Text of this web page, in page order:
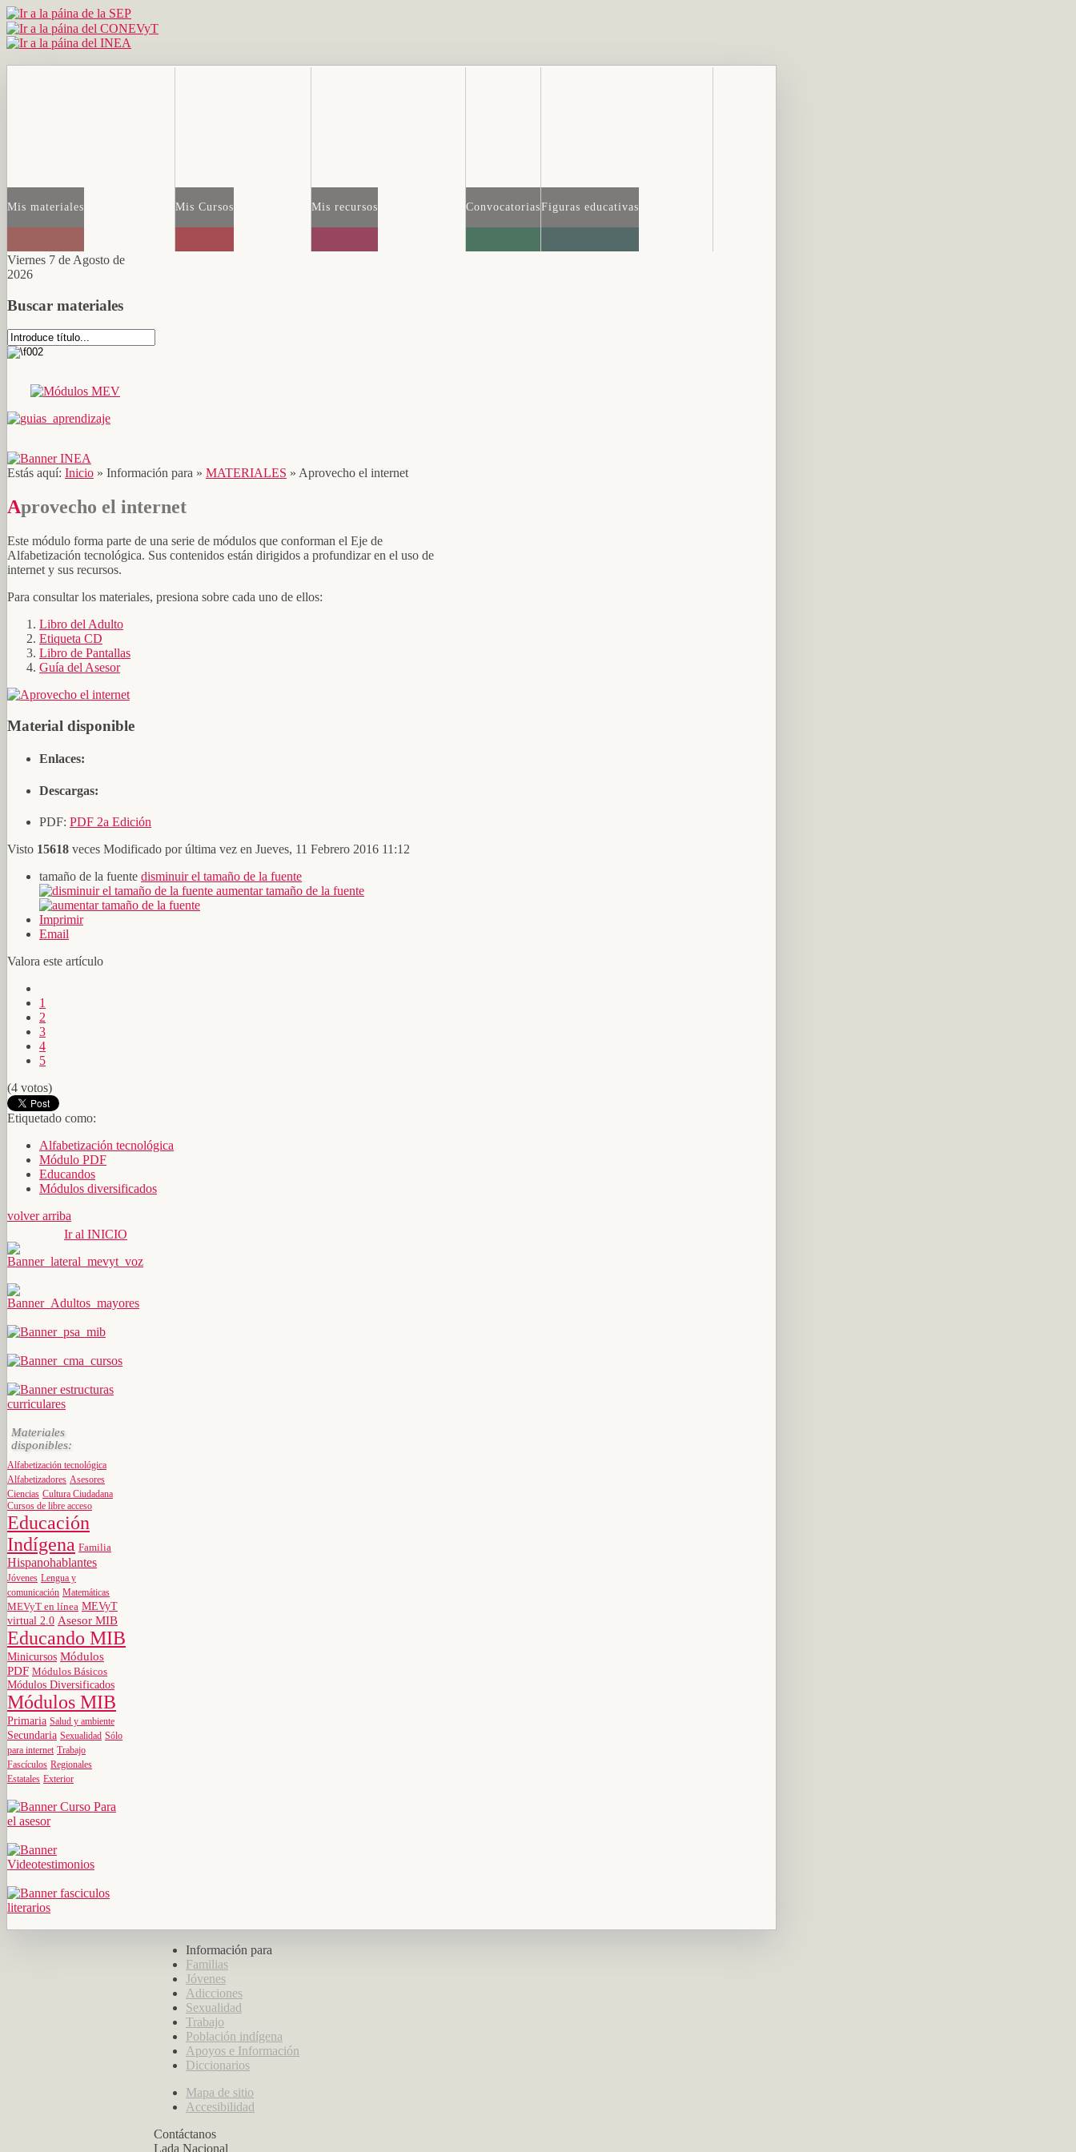
Mis materiales Mis Cursos Mis recursos ConvocatoriasFiguras educativas
Viernes 7 de Agosto de
2026
Buscar materiales
Estás aquí: Inicio » Información para » MATERIALES » Aprovecho el internet
Aprovecho el internet
Este módulo forma parte de una serie de módulos que conforman el Eje de
Alfabetización tecnológica. Sus contenidos están dirigidos a profundizar en el uso de
internet y sus recursos.
Para consultar los materiales, presiona sobre cada uno de ellos:
Libro del Adulto
Etiqueta CD
Libro de Pantallas
Guía del Asesor
Material disponible
Enlaces:
Descargas:
PDF: PDF 2a Edición
Visto 15618 veces Modificado por última vez en Jueves, 11 Febrero 2016 11:12
tamaño de la fuente disminuir el tamaño de la fuente
aumentar tamaño de la fuente
Imprimir
Email
Valora este artículo
1
2
3
4
5
(4 votos)
Etiquetado como:
Alfabetización tecnológica
Módulo PDF
Educandos
Módulos diversificados
volver arriba
Ir al INICIO
Materiales
disponibles:
Alfabetización tecnológica
Alfabetizadores Asesores
Ciencias Cultura Ciudadana
Cursos de libre acceso
Educación
Indígena Familia
Hispanohablantes
Jóvenes Lengua y
comunicación Matemáticas
MEVyT en línea MEVyT
virtual 2.0 Asesor MIB
Educando MIB
Minicursos Módulos
PDF Módulos Básicos
Módulos Diversificados
Módulos MIB
Primaria Salud y ambiente
Secundaria Sexualidad Sólo
para internet Trabajo
Fascículos Regionales
Estatales Exterior
Información para
Familias
Jóvenes
Adicciones
Sexualidad
Trabajo
Población indígena
Apoyos e Información
Diccionarios
Mapa de sitio
Accesibilidad
Contáctanos
Lada Nacional